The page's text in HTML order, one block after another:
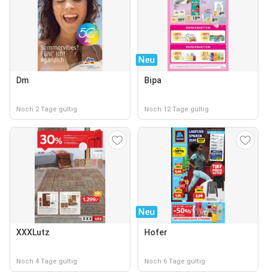
Dm
Noch 2 Tage gültig
Neu
Bipa
Noch 12 Tage gültig
XXXLutz
Noch 4 Tage gültig
Neu
Hofer
Noch 6 Tage gültig